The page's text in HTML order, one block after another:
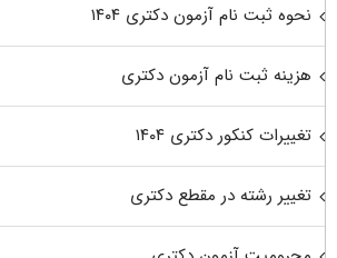
نحوه ثبت نام آزمون دکتری ۱۴۰۴
هزینه ثبت نام آزمون دکتری
تغییرات کنکور دکتری ۱۴۰۴
تغییر رشته در مقطع دکتری